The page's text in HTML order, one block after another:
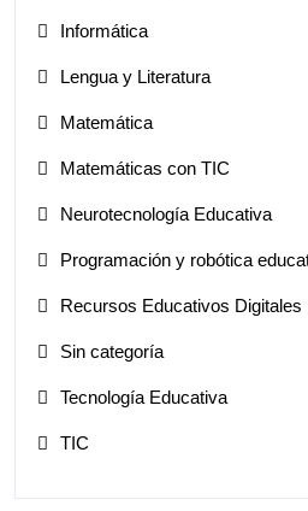
Informática
Lengua y Literatura
Matemática
Matemáticas con TIC
Neurotecnología Educativa
Programación y robótica
Recursos Educativos Digitales
Sin categoría
Tecnología Educativa
TIC